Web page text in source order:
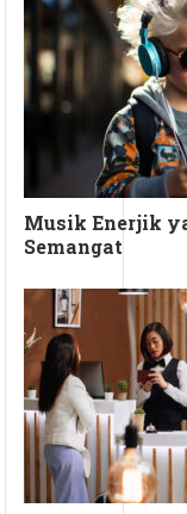
Musik Enerjik
Semangat